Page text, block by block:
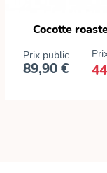
Cocotte
Prix public
Prix
89,90 €